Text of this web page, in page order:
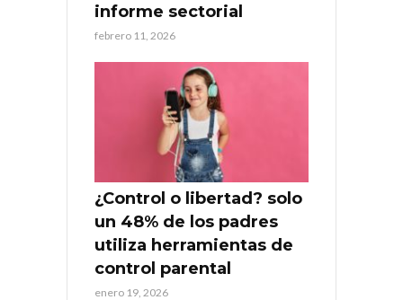
informe sectorial
febrero 11, 2026
¿Control o libertad? solo
un 48% de los padres
utiliza herramientas de
control parental
enero 19, 2026